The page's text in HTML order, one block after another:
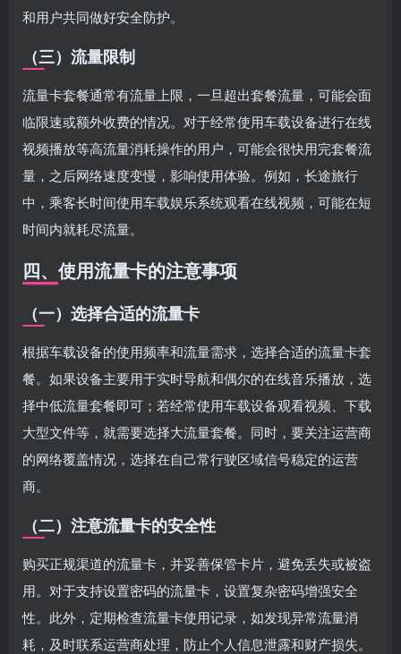
和用户共同做好安全防护。
（三）流量限制
流量卡套餐通常有流量上限，一旦超出套餐流量，可能会面
临限速或额外收费的情况。对于经常使用车载设备进行在线
视频播放等高流量消耗操作的用户，可能会很快用完套餐流
量，之后网络速度变慢，影响使用体验。例如，长途旅行
中，乘客长时间使用车载娱乐系统观看在线视频，可能在短
时间内就耗尽流量。
四、使用流量卡的注意事项
（一）选择合适的流量卡
根据车载设备的使用频率和流量需求，选择合适的流量卡套
餐。如果设备主要用于实时导航和偶尔的在线音乐播放，选
择中低流量套餐即可；若经常使用车载设备观看视频、下载
大型文件等，就需要选择大流量套餐。同时，要关注运营商
的网络覆盖情况，选择在自己常行驶区域信号稳定的运营
商。
（二）注意流量卡的安全性
购买正规渠道的流量卡，并妥善保管卡片，避免丢失或被盗
用。对于支持设置密码的流量卡，设置复杂密码增强安全
性。此外，定期检查流量卡使用记录，如发现异常流量消
耗，及时联系运营商处理，防止个人信息泄露和财产损失。